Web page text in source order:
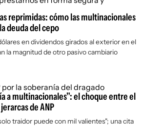
reprimidas: cómo las multinacionales
deuda del cepo
en dividendos girados al exterior en el
la magnitud de otro pasivo cambiario
a multinacionales": el choque entre el
de ANP
traidor puede con mil valientes"; una cita